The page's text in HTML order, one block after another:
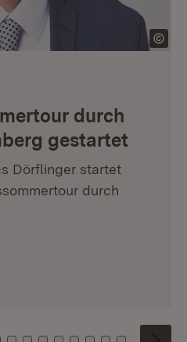
durch
gestartet
Dörflinger startet
durch